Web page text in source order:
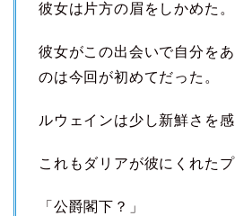
彼女は片方の眉をしかめた。
彼女がこの出会いで自分を
のは今回が初めてだった。
ルウェインは少し新鮮さを感
これもダリアが彼にくれたプ
「公爵閣下？」